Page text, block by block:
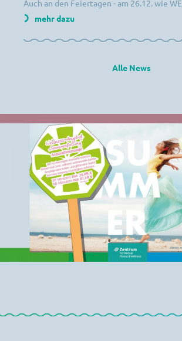
Auch an den Feiertagen - am 26.12. wie WE
mehr dazu
Alle News